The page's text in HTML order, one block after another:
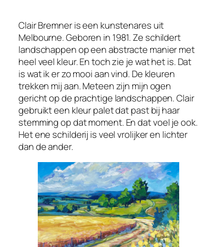
Clair Bremner is een kunstenares uit
Melbourne. Geboren in 1981. Ze schildert
landschappen op een abstracte manier met
heel veel kleur. En toch zie je wat het is. Dat
is wat ik er zo mooi aan vind. De kleuren
trekken mij aan. Meteen zijn mijn ogen
gericht op de prachtige landschappen. Clair
gebruikt een kleur palet dat past bij haar
stemming op dat moment. En dat voel je ook.
Het ene schilderij is veel vrolijker en lichter
dan de ander.